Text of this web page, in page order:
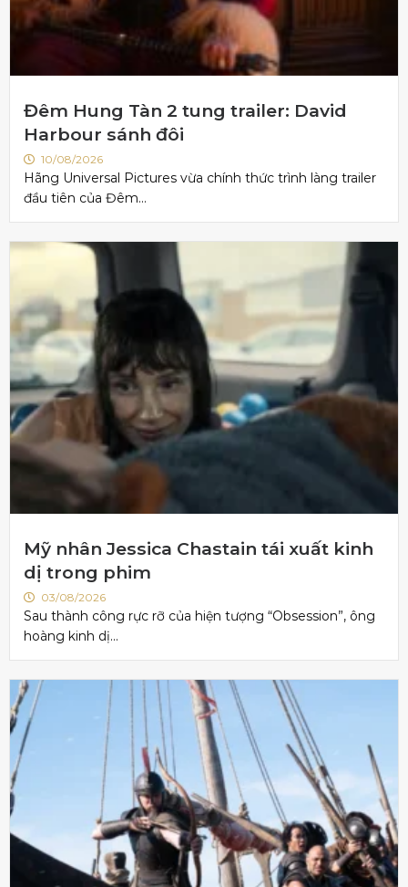
Đêm Hung Tàn 2 tung trailer: David
Harbour sánh đôi
10/08/2026
Hãng Universal Pictures vừa chính thức trình làng trailer
đầu tiên của Đêm...
Mỹ nhân Jessica Chastain tái xuất kinh
dị trong phim
03/08/2026
Sau thành công rực rỡ của hiện tượng “Obsession”, ông
hoàng kinh dị...